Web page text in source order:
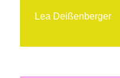
Lea Deißenberger